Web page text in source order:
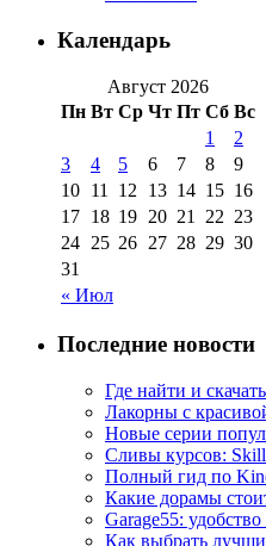
Календарь
Август 2026
Пн Вт Ср Чт Пт Сб Вс
« Июл
1
2
3
4 5 6 7 8
9
10 11 12 13 14 15 16
17 18 19 20 21 22 23
24 25 26 27 28 29 30
31
Последние новости
Где найти и
Лакорны с
Новые серии
Сливы курсов:
Полный гид по
Какие дорамы
Garage55:
Как выбрать